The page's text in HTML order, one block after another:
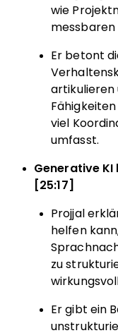
wie
messbaren
Er betont
artikulieren
viel
umfasst.
Generative KI
[25:17]
Projjal
helfen
zu
Er gibt ein